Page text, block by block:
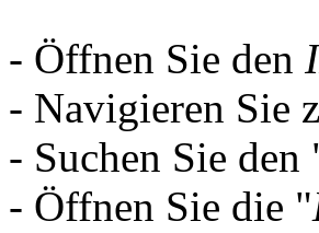
- Öffnen Sie den
- Navigieren Sie
- Suchen Sie den
- Öffnen Sie die "